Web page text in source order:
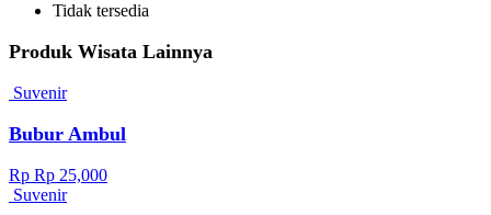
Tidak tersedia
Produk Wisata Lainnya
Suvenir
Bubur Ambul
Rp Rp 25,000
Suvenir